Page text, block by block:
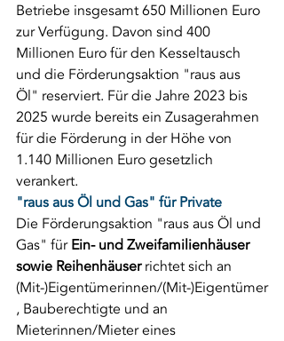
Betriebe insgesamt 650 Millionen Euro
zur Verfügung. Davon sind 400
Millionen Euro für den Kesseltausch
und die Förderungsaktion "raus aus
Öl" reserviert. Für die Jahre 2023 bis
2025 wurde bereits ein Zusagerahmen
für die Förderung in der Höhe von
1.140 Millionen Euro gesetzlich
verankert.
"raus aus Öl und Gas" für Private
Die Förderungsaktion "raus aus Öl und
Gas" für Ein- und Zweifamilienhäuser
sowie Reihenhäuser richtet sich an
(Mit-)Eigentümerinnen/(Mit-)Eigentümer
, Bauberechtigte und an
Mieterinnen/Mieter eines